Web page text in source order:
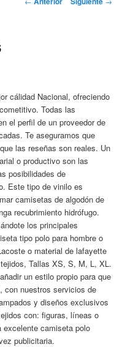
cálidad Nacional, ofreciendo
Todas las
el perfil de un proveedor de
Te aseguramos que
las reseñas son reales. Un
o productivo son las
posibilidades de
Este tipo de vinilo es
camisetas de algodón de
recubrimiento hidrófugo.
los principales
tipo polo para hombre o
o material de lafayette
Tallas XS, S, M, L, XL.
un estilo propio para que
con nuestros servicios de
y diseños exclusivos
con: figuras, líneas o
excelente camiseta polo
publicitaria.